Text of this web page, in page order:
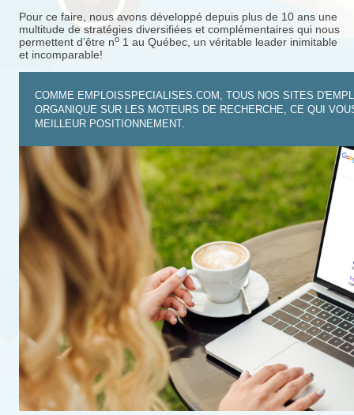
Pour ce faire, nous avons développé depuis plus de 10 ans une
multitude de stratégies diversifiées et complémentaires qui nous
permettent d’être no 1 au Québec, un véritable leader inimitable
et incomparable!
COMME EMPLOISSPECIALISES.COM, TOUS NOS SITES
ORGANIQUE SUR LES MOTEURS DE RECHERCHE, CE QUI
MEILLEUR POSITIONNEMENT.